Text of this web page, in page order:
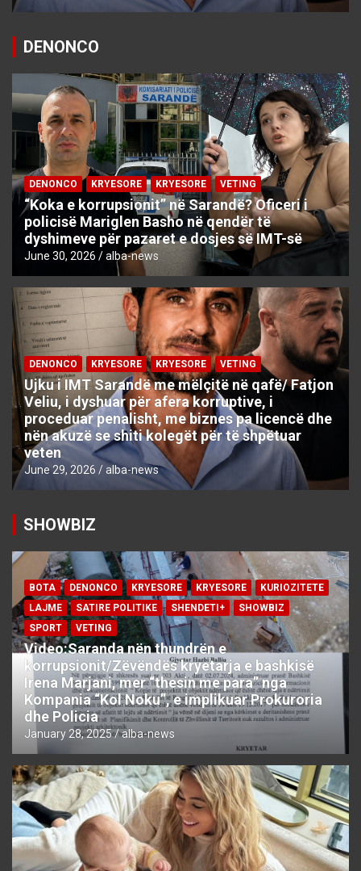
DENONCO
DENONCO KRYESORE KRYESORE VETING
“Koka e korrupsionit” në Sarandë? Oficeri i
policisë Mariglen Basho në qendër të
dyshimeve për pazaret e dosjes së IMT-së
June 30, 2026 alba-news
DENONCO KRYESORE KRYESORE VETING
Ujku i IMT Sarandë me mëlçitë në qafë/ Fatjon
Veliu, i dyshuar për afera korruptive, i
proceduar penalisht, me biznes pa licencë dhe
nën akuzë se shiti kolegët për të shpëtuar
veten
June 29, 2026 alba-news
SHOWBIZ
BOTA DENONCO KRYESORE KRYESORE
KURIOZITETE
LAJME
SATIRE POLITIKE SHENDETI+
SHOWBIZ
SPORT
VETING
Video:Saranda nën thundrën e
korrupsionit/Zëvëndës kryetarja e bashkisë
Irena Marjani, mer “thesin me para” nga
Kompania “Kol Noku”, e implikuar Prokuroria
dhe Policia
January 28, 2025 alba-news